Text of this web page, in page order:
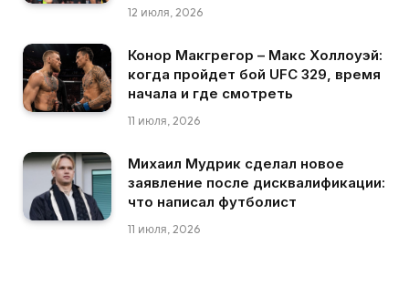
12 июля, 2026
Конор Макгрегор – Макс Холлоуэй:
когда пройдет бой UFC 329, время
начала и где смотреть
11 июля, 2026
Михаил Мудрик сделал новое
заявление после дисквалификации:
что написал футболист
11 июля, 2026